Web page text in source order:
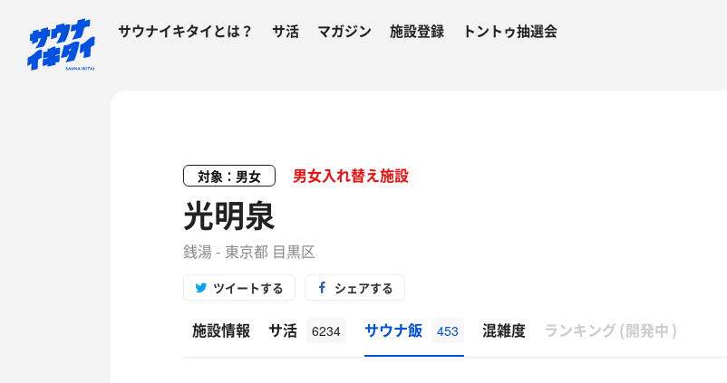
サウナイキタイとは？ サ活 マガジン 施設登録 トントゥ抽選会
対象：男女 男女入れ替え施設
光明泉
銭湯 - 東京都 目黒区
ツイートする シェアする
施設情報 サ活 6234 サウナ飯 453 混雑度 ランキング (開発中 )